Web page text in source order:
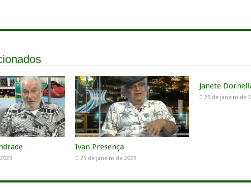
Ivan Presença
25 de janeiro de 2023
Janete
25 de janeiro de